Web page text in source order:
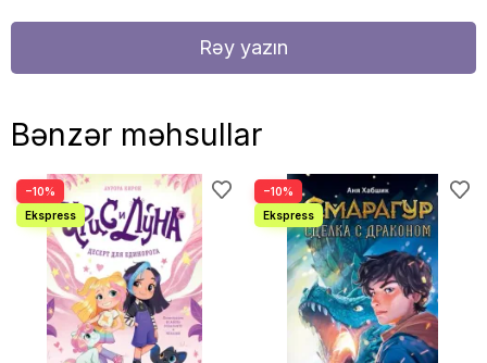
Rəy yazın
Bənzər məhsullar
−10% −10%